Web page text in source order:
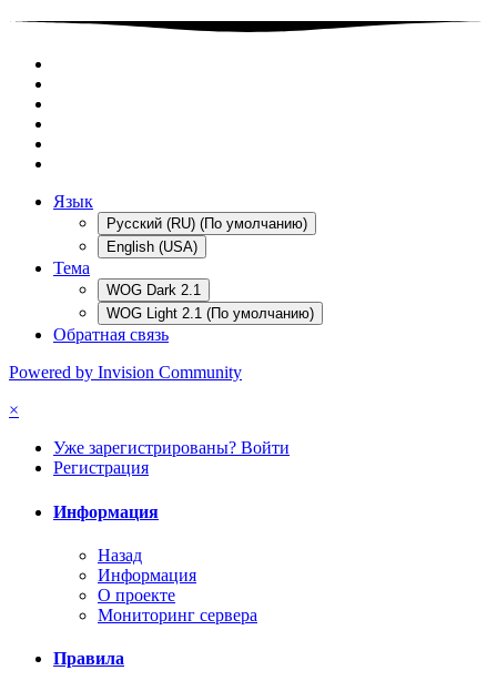
Язык
Русский (RU) (По умолчанию)
English (USA)
Тема
WOG Dark 2.1
WOG Light 2.1 (По умолчанию)
Обратная связь
Powered by Invision Community
×
Уже зарегистрированы? Войти
Регистрация
Информация
Назад
Информация
О проекте
Мониторинг сервера
Правила